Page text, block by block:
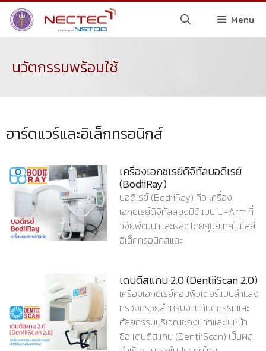
Menu
นวัตกรรมพร้อมใช้
ฮาร์ดแวร์และอิเล็กทรอนิกส์
เครื่องเอกซเรย์ดิจิทัลบอดีเรย์
(BodiiRay)
บอดีเรย์ (BodiiRay) คือ เครื่อง
เอกซเรย์ดิจิทัลสองมิติแบบ U-Arm ที่
วิจัยพัฒนาและผลิตโดยศูนย์เทคโนโลยี
อิเล็กทรอนิกส์และ
เดนตีสแกน 2.0 (DentiiScan 2.0)
เครื่องเอกซเรย์คอมพิวเตอร์แบบลำแสง
ทรวงกรวยสำหรับงานทันตกรรมและ
ศัลยกรรมบริเวณช่องปากและใบหน้า
ชื่อ เดนตีสแกน (DentiiScan) เป็นผล